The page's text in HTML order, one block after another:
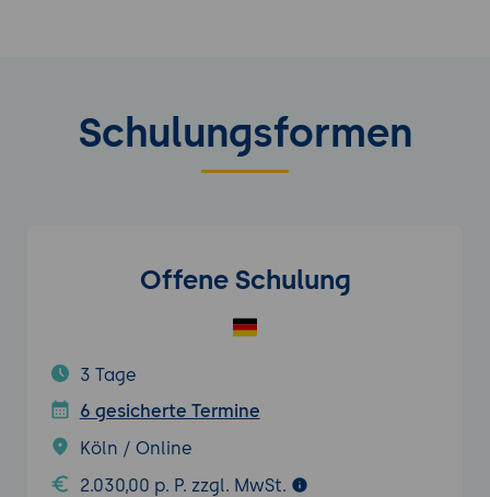
Schulungsformen
Offene Schulung
3 Tage
6 gesicherte Termine
Köln / Online
2.030,00 p. P. zzgl. MwSt.